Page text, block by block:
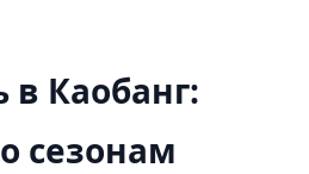
в Каобанг:
сезонам